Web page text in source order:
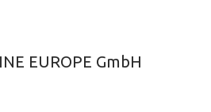
EUROPE GmbH